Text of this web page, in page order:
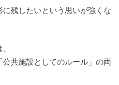
残したいという思いが強くな
公共施設としてのルール」の両